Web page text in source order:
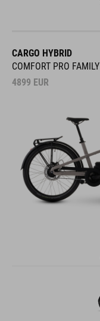
CARGO HYBRID
COMFORT PRO FAMILY
4899 EUR